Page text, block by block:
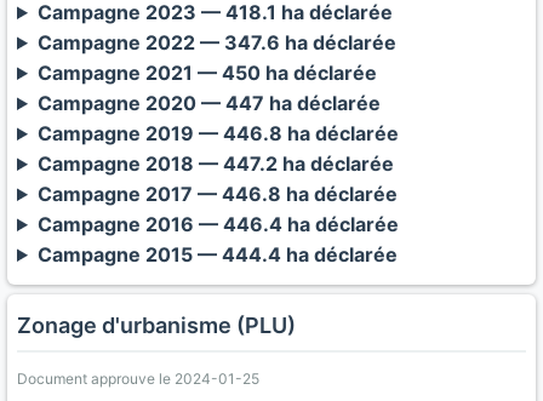
Campagne 2023 — 418.1 ha déclarée
Campagne 2022 — 347.6 ha déclarée
Campagne 2021 — 450 ha déclarée
Campagne 2020 — 447 ha déclarée
Campagne 2019 — 446.8 ha déclarée
Campagne 2018 — 447.2 ha déclarée
Campagne 2017 — 446.8 ha déclarée
Campagne 2016 — 446.4 ha déclarée
Campagne 2015 — 444.4 ha déclarée
Zonage d'urbanisme (PLU)
Document approuve le 2024-01-25